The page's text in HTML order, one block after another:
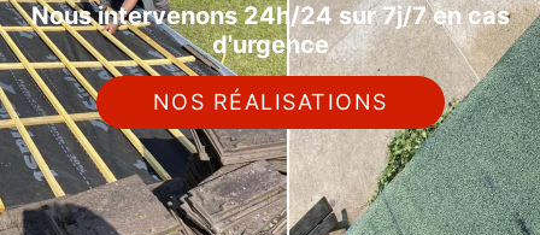
Nous intervenons 24h/24 sur 7j/7 en cas
d'urgence
NOS RÉALISATIONS